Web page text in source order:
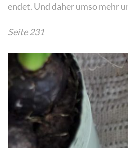
endet. Und daher umso mehr
Seite 231